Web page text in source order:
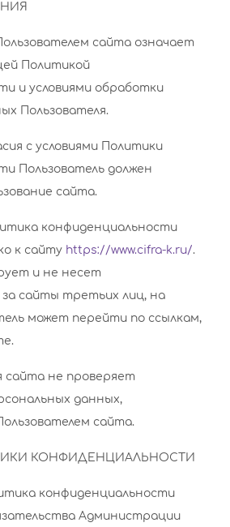
сайта означает
Политикой
и условиями обработки
Пользователя.
с условиями Политики
Пользователь должен
сайта.
конфиденциальности
к сайту https://www.cifra-k.ru/.
и не несет
сайты третьих лиц, на
может перейти по ссылкам,
сайта не проверяет
данных,
сайта.
КОНФИДЕНЦИАЛЬНОСТИ
конфиденциальности
Администрации